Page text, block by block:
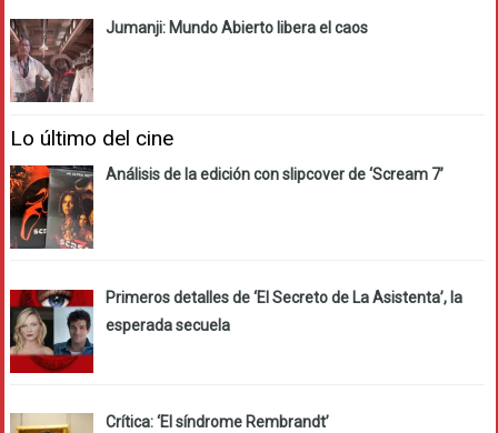
Jumanji: Mundo Abierto libera el caos
Lo último del cine
Análisis de la edición con slipcover de ‘Scream 7’
Primeros detalles de ‘El Secreto de La Asistenta’, la
esperada secuela
Crítica: ‘El síndrome Rembrandt’